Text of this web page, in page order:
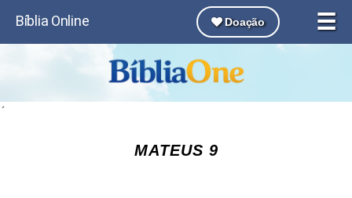
☰
Bíblia Online Doação
´
MATEUS 9